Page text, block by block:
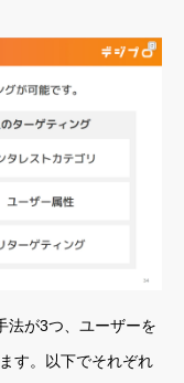
法が3つ、ユーザーを
す。以下でそれぞれ